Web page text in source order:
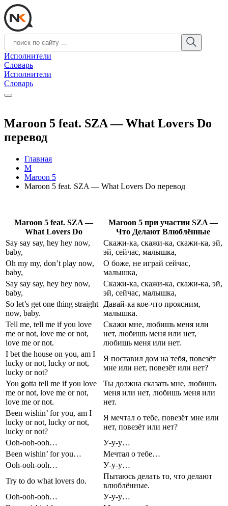
Исполнители
Словарь
Исполнители
Словарь
Maroon 5 feat. SZA — What Lovers Do
перевод
Главная
M
Maroon 5
Maroon 5 feat. SZA — What Lovers Do перевод
Maroon 5 feat. SZA —
What Lovers Do
Maroon 5 при участии SZA —
Что Делают Влюблённые
Say say say, hey hey now,
baby,
Скажи-ка, скажи-ка, скажи-ка, эй,
эй, сейчас, малышка,
Oh my my, don’t play now,
baby,
О боже, не играй сейчас,
малышка,
Say say say, hey hey now,
baby,
Скажи-ка, скажи-ка, скажи-ка, эй,
эй, сейчас, малышка,
So let’s get one thing straight
now, baby.
Давай-ка кое-что проясним,
малышка.
Tell me, tell me if you love
me or not, love me or not,
love me or not.
Скажи мне, любишь меня или
нет, любишь меня или нет,
любишь меня или нет.
I bet the house on you, am I
lucky or not, lucky or not,
lucky or not?
Я поставил дом на тебя, повезёт
мне или нет, повезёт или нет?
You gotta tell me if you love
me or not, love me or not,
love me or not.
Ты должна сказать мне, любишь
меня или нет, любишь меня или
нет.
Been wishin’ for you, am I
lucky or not, lucky or not,
lucky or not?
Я мечтал о тебе, повезёт мне или
нет, повезёт или нет?
Ooh-ooh-ooh…
У-у-у…
Been wishin’ for you…
Мечтал о тебе…
Ooh-ooh-ooh…
У-у-у…
Try to do what lovers do.
Пытаюсь делать то, что делают
влюблённые.
Ooh-ooh-ooh…
У-у-у…